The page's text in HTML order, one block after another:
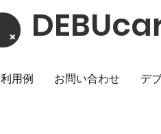
用例 お問い合わせ デ